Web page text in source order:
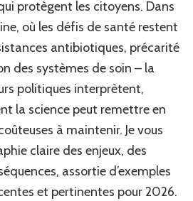
protègent les citoyens. Dans
où les défis de santé restent
antibiotiques, précarité
des systèmes de soin – la
politiques interprètent,
la science peut remettre en
à maintenir. Je vous
claire des enjeux, des
assortie d’exemples
et pertinentes pour 2026.